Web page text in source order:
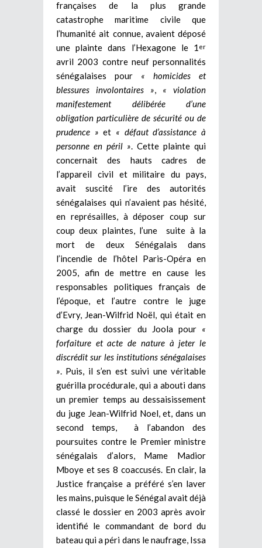
françaises de la plus grande
catastrophe maritime civile que
l’humanité ait connue, avaient déposé
une plainte dans l’Hexagone le 1 er
avril 2003 contre neuf personnalités
sénégalaises pour « homicides et
blessures involontaires », « violation
manifestement délibérée d’une
obligation particulière de sécurité ou de
prudence » et « défaut d’assistance à
personne en péril ». Cette plainte qui
concernait des hauts cadres de
l’appareil civil et militaire du pays,
avait suscité l’ire des autorités
sénégalaises qui n’avaient pas hésité,
en représailles, à déposer coup sur
coup deux plaintes, l’une suite à la
mort de deux Sénégalais dans
l’incendie de l’hôtel Paris-Opéra en
2005, afin de mettre en cause les
responsables politiques français de
l’époque, et l’autre contre le juge
d’Evry, Jean-Wilfrid Noël, qui était en
charge du dossier du Joola pour «
forfaiture et acte de nature à jeter le
discrédit sur les institutions sénégalaises
». Puis, il s’en est suivi une véritable
guérilla procédurale, qui a abouti dans
un premier temps au dessaisissement
du juge Jean-Wilfrid Noel, et, dans un
second temps, à l’abandon des
poursuites contre le Premier ministre
sénégalais d’alors, Mame Madior
Mboye et ses 8 coaccusés. En clair, la
Justice française a préféré s’en laver
les mains, puisque le Sénégal avait déjà
classé le dossier en 2003 après avoir
identifié le commandant de bord du
bateau qui a péri dans le naufrage, Issa